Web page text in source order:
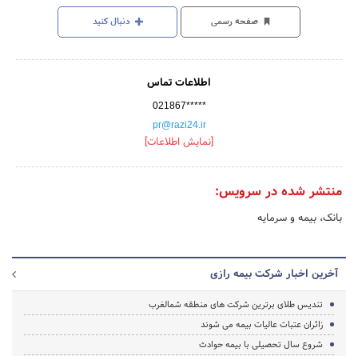
صفحه رسمی دنبال کنید
اطلاعات تماس
021867*****
pr@razi24.ir
[نمایش اطلاعات]
منتشر شده در سرویس:
بانک، بیمه و سرمایه
آخرین اخبار شرکت بیمه رازی
تندیس طلای برترین شرکت های منطقه شمالغرب
زائران عتبات عالیات بیمه می شوند
شروع سال تحصیلی با بیمه حوادث